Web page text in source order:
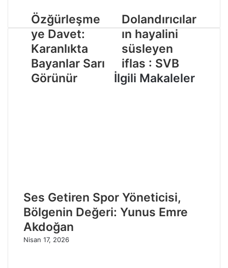
Özğürleşme
ye Davet:
Karanlıkta
Bayanlar Sarı
Görünür
Dolandırıcılar
ın hayalini
süsleyen
iflas : SVB
İlgili Makaleler
Ses Getiren Spor Yöneticisi,
Bölgenin Değeri: Yunus Emre
Akdoğan
Nisan 17, 2026